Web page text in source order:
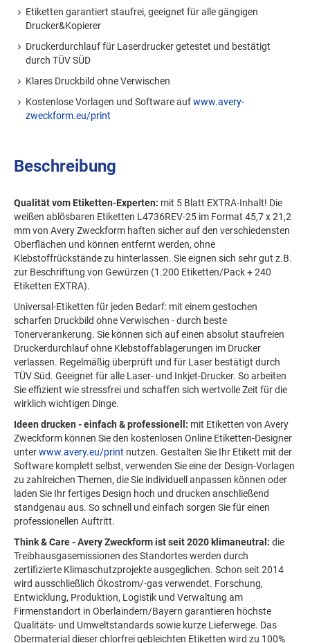
Etiketten garantiert staufrei, geeignet für alle gängigen
Drucker&Kopierer
Druckerdurchlauf für Laserdrucker getestet und bestätigt
durch TÜV SÜD
Klares Druckbild ohne Verwischen
Kostenlose Vorlagen und Software aufwww.avery-
zweckform.eu/print
Beschreibung
Qualität vom Etiketten-Experten: mit 5 Blatt EXTRA-Inhalt! Die
weißen ablösbaren Etiketten L4736REV-25 im Format 45,7 x 21,2
mm von Avery Zweckform haften sicher auf den verschiedensten
Oberflächen und können entfernt werden, ohne
Klebstoffrückstände zu hinterlassen. Sie eignen sich sehr gut z.B.
zur Beschriftung von Gewürzen (1.200 Etiketten/Pack + 240
Etiketten EXTRA).
Universal-Etiketten für jeden Bedarf: mit einem gestochen
scharfen Druckbild ohne Verwischen - durch beste
Tonerverankerung. Sie können sich auf einen absolut staufreien
Druckerdurchlauf ohne Klebstoffablagerungen im Drucker
verlassen. Regelmäßig überprüft und für Laser bestätigt durch
TÜV Süd. Geeignet für alle Laser- und Inkjet-Drucker. So arbeiten
Sie effizient wie stressfrei und schaffen sich wertvolle Zeit für die
wirklich wichtigen Dinge.
Ideen drucken - einfach & professionell: mit Etiketten von Avery
Zweckform können Sie den kostenlosen Online Etiketten-Designer
unterwww.avery.eu/print nutzen. Gestalten Sie Ihr Etikett mit der
Software komplett selbst, verwenden Sie eine der Design-Vorlagen
zu zahlreichen Themen, die Sie individuell anpassen können oder
laden Sie Ihr fertiges Design hoch und drucken anschließend
standgenau aus. So schnell und einfach sorgen Sie für einen
professionellen Auftritt.
Think & Care - Avery Zweckform ist seit 2020 klimaneutral: die
Treibhausgasemissionen des Standortes werden durch
zertifizierte Klimaschutzprojekte ausgeglichen. Schon seit 2014
wird ausschließlich Ökostrom/-gas verwendet. Forschung,
Entwicklung, Produktion, Logistik und Verwaltung am
Firmenstandort in Oberlaindern/Bayern garantieren höchste
Qualitäts- und Umweltstandards sowie kurze Lieferwege. Das
Obermaterial dieser chlorfrei gebleichten Etiketten wird zu 100%